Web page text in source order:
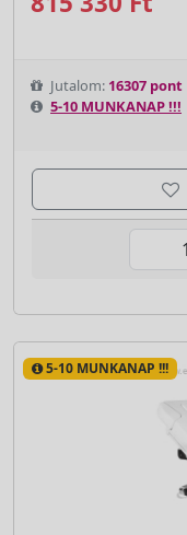
Jutalom: 16307 pont
5-10 MUNKANAP !!!
5-10 MUNKANAP !!!